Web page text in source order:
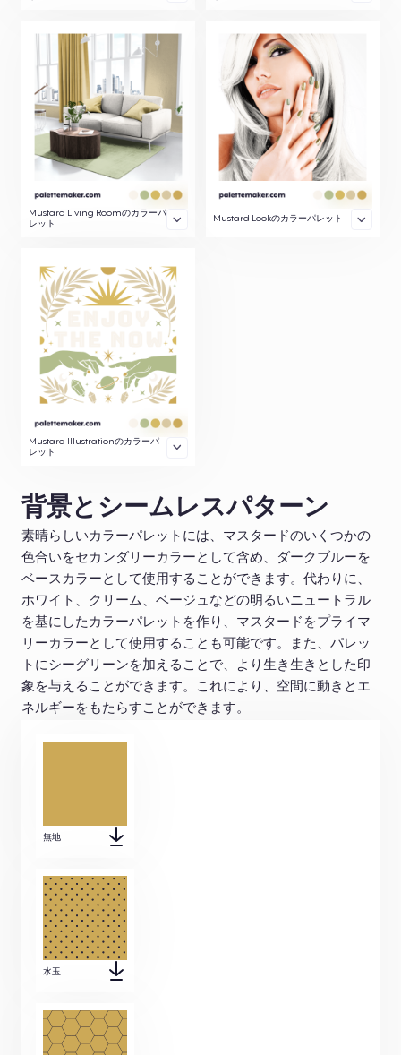
Mustard Living Roomのカラーパ
レット
Mustard Lookのカラーパレット
Mustard Illustrationのカラーパ
レット
背景とシームレスパターン
素晴らしいカラーパレットには、マスタードのいくつかの
色合いをセカンダリーカラーとして含め、ダークブルーを
ベースカラーとして使用することができます。代わりに、
ホワイト、クリーム、ベージュなどの明るいニュートラル
を基にしたカラーパレットを作り、マスタードをプライマ
リーカラーとして使用することも可能です。また、パレッ
トにシーグリーンを加えることで、より生き生きとした印
象を与えることができます。これにより、空間に動きとエ
ネルギーをもたらすことができます。
無地
水玉